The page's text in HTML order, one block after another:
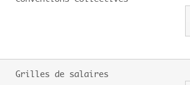
Grilles de salaires